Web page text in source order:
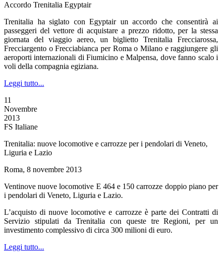
Accordo Trenitalia Egyptair
Trenitalia ha siglato con Egyptair un accordo che consentirà ai
passeggeri del vettore di acquistare a prezzo ridotto, per la stessa
giornata del viaggio aereo, un biglietto Trenitalia Frecciarossa,
Frecciargento o Frecciabianca per Roma o Milano e raggiungere gli
aeroporti internazionali di Fiumicino e Malpensa, dove fanno scalo i
voli della compagnia egiziana.
Leggi tutto...
11
Novembre
2013
FS Italiane
Trenitalia: nuove locomotive e carrozze per i pendolari di Veneto,
Liguria e Lazio
Roma, 8 novembre 2013
Ventinove nuove locomotive E 464 e 150 carrozze doppio piano per
i pendolari di Veneto, Liguria e Lazio.
L’acquisto di nuove locomotive e carrozze è parte dei Contratti di
Servizio stipulati da Trenitalia con queste tre Regioni, per un
investimento complessivo di circa 300 milioni di euro.
Leggi tutto...